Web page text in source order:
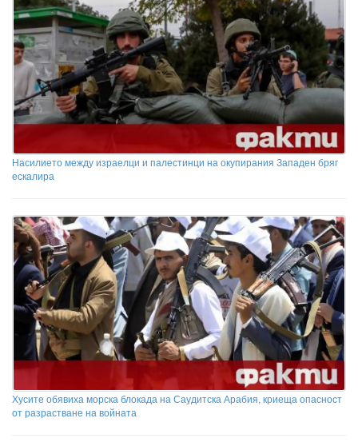
Насилието между израелци и палестинци на окупирания Западен бряг
ескалира
Хусите обявиха морска блокада на Саудитска Арабия, криеща опасност
от разрастване на войната